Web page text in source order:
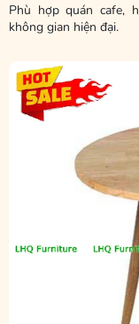
Phù hợp quán cafe,
không gian hiện đại.